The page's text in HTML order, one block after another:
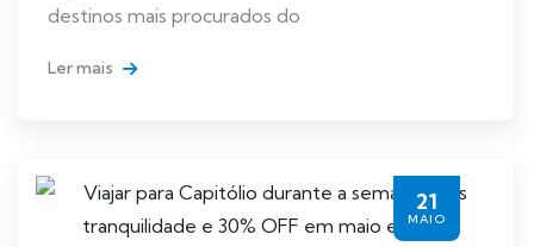
destinos mais procurados do
Ler mais
21
MAIO